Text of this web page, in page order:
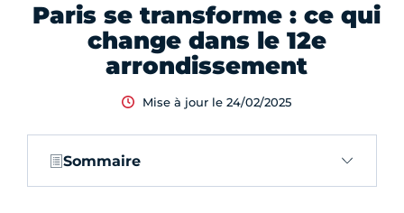
Paris se transforme : ce qui
change dans le 12e
arrondissement
Mise à jour le 24/02/2025
Sommaire